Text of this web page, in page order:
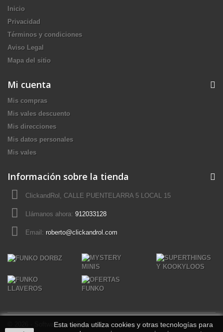
Inicio
Privacidad
Términos y condiciones
Aviso Legal
Mapa del sitio
© 2026 - Software para Ecommerce de PrestaShop™
Mi cuenta
Mis compras
Mis vales descuento
Mis direcciones
Mis datos personales
Mis vales
Información sobre la tienda
ClickandRol, CALLE PUENTELARRA 5 LOCAL 15
Llámanos ahora: 912033128
Email: roberto@clickandrol.com
Esta tienda utiliza cookies y otras tecnologías para